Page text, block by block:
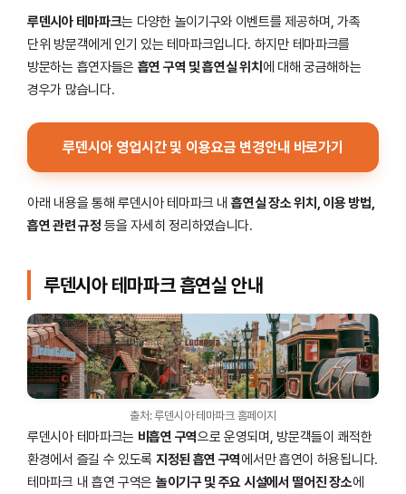
루덴시아 테마파크는 다양한 놀이기구와 이벤트를 제공하며, 가족
단위 방문객에게 인기 있는 테마파크입니다. 하지만 테마파크를
방문하는 흡연자들은 흡연 구역 및 흡연실 위치 에 대해 궁금해하는
경우가 많습니다.
루덴시아 영업시간 및 이용요금 변경안내 바로가기
아래 내용을 통해 루덴시아 테마파크 내흡연실 장소 위치, 이용 방법,
흡연 관련 규정 등을 자세히 정리하였습니다.
루덴시아 테마파크 흡연실 안내
출처: 루덴시아 테마파크 홈페이지
루덴시아 테마파크는 비흡연 구역으로 운영되며, 방문객들이 쾌적한
환경에서 즐길 수 있도록 지정된 흡연 구역에서만 흡연이 허용됩니다.
테마파크 내 흡연 구역은 놀이기구 및 주요 시설에서 떨어진 장소에